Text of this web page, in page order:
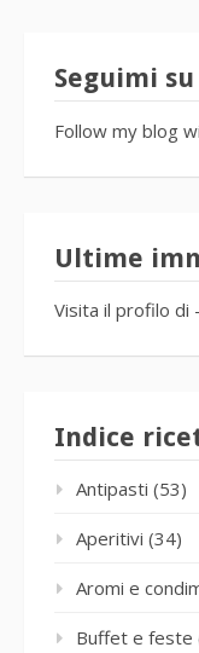
Seguimi
Follow my blog
Ultime
Visita il profilo di
Indice
Antipasti (53)
Aperitivi (34)
Aromi e
Buffet e feste